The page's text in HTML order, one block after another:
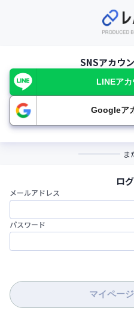
SNSアカウ
LINEア
Googleア
ま
ロ
メールアドレス
パスワード
マイペー